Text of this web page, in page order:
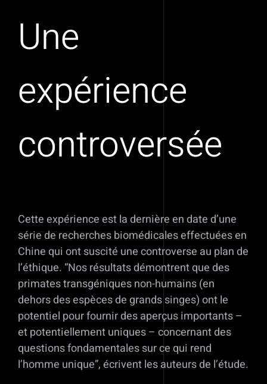
Une
expérience
controversée
Cette expérience est la dernière en date d’une
série de recherches biomédicales effectuées en
Chine qui ont suscité une controverse au plan de
l’éthique. “Nos résultats démontrent que des
primates transgéniques non-humains (en
dehors des espèces de grands singes) ont le
potentiel pour fournir des aperçus importants –
et potentiellement uniques – concernant des
questions fondamentales sur ce qui rend
l’homme unique”, écrivent les auteurs de l’étude.